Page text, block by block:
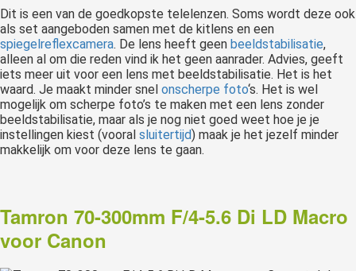
Dit is een van de goedkopste telelenzen. Soms wordt deze ook
als set aangeboden samen met de kitlens en een
spiegelreflexcamera. De lens heeft geen beeldstabilisatie,
alleen al om die reden vind ik het geen aanrader. Advies, geeft
iets meer uit voor een lens met beeldstabilisatie. Het is het
waard. Je maakt minder snel onscherpe foto‘s. Het is wel
mogelijk om scherpe foto’s te maken met een lens zonder
beeldstabilisatie, maar als je nog niet goed weet hoe je je
instellingen kiest (vooral sluitertijd) maak je het jezelf minder
makkelijk om voor deze lens te gaan.
Tamron 70-300mm F/4-5.6 Di LD Macro
voor Canon